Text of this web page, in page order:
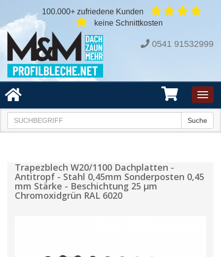
100.000+ zufriedene Kunden
keine Schnittkosten
0541 91532999
Suche
Trapezblech W20/1100 Dachplatten -
Antitropf - Stahl 0,45mm Sonderposten 0,45
mm Stärke - Beschichtung 25 µm
Chromoxidgrün RAL 6020